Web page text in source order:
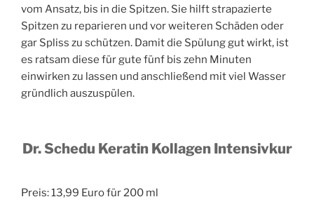
vom Ansatz, bis in die Spitzen. Sie hilft strapazierte
Spitzen zu reparieren und vor weiteren Schäden oder
gar Spliss zu schützen. Damit die Spülung gut wirkt, ist
es ratsam diese für gute fünf bis zehn Minuten
einwirken zu lassen und anschließend mit viel Wasser
gründlich auszuspülen.
Dr. Schedu Keratin Kollagen Intensivkur
Preis: 13,99 Euro für 200 ml